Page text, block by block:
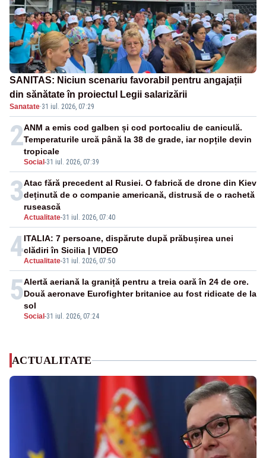
SANITAS: Niciun scenariu favorabil pentru angajații
din sănătate în proiectul Legii salarizării
Sanatate·31 iul. 2026, 07:29
2
Social -31 iul. 2026, 07:39
ANM a emis cod galben și cod portocaliu de caniculă.
Temperaturile urcă până la 38 de grade, iar nopțile devin
tropicale
3
Actualitate-31 iul. 2026, 07:40
Atac fără precedent al Rusiei. O fabrică de drone din Kiev
deținută de o companie americană, distrusă de o rachetă
rusească
4Actualitate-31 iul. 2026, 07:50
ITALIA: 7 persoane, dispărute după prăbușirea unei
clădiri în Sicilia | VIDEO
5
Social -31 iul. 2026, 07:24
Alertă aeriană la graniță pentru a treia oară în 24 de ore.
Două aeronave Eurofighter britanice au fost ridicate de la
sol
ACTUALITATE